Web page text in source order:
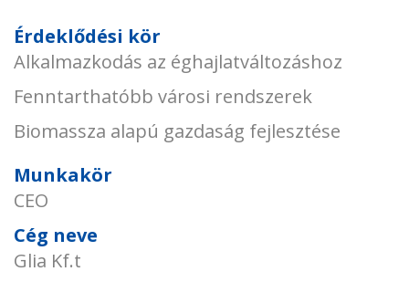
Érdeklődési kör
Alkalmazkodás az éghajlatváltozáshoz
Fenntarthatóbb városi rendszerek
Biomassza alapú gazdaság fejlesztése
Munkakör
CEO
Cég neve
Glia Kf.t